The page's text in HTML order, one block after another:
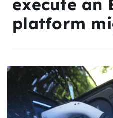
execute an
platform